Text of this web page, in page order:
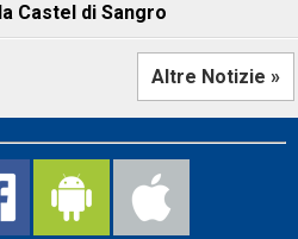
Castel di Sangro
Altre Notizie »